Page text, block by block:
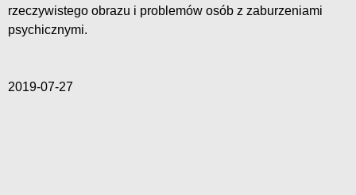
rzeczywistego obrazu i problemów osób z zaburzeniami
psychicznymi.
2019-07-27